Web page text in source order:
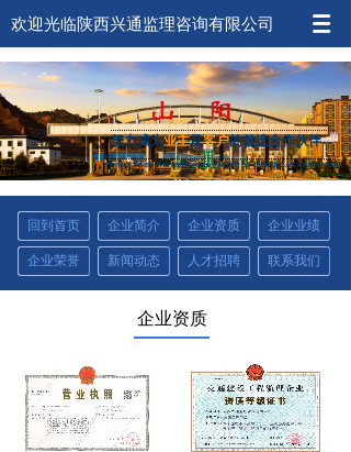
欢迎光临陕西兴通监理咨询有限公司
努力成为业主及客户的首选合作伙伴
TRYING TO BE THE PREFERRED PARTER OFOWNERS AND CUSTOMERS
回到首页 企业简介 企业资质 企业业绩
企业荣誉 新闻动态 人才招聘 联系我们
企业资质